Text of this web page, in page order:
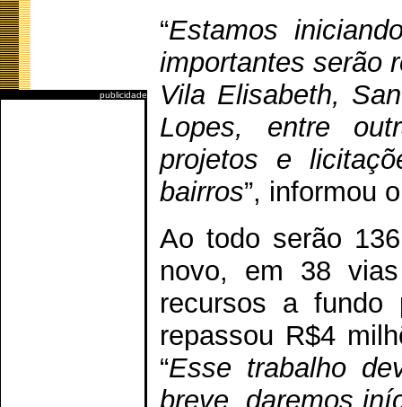
publicidade
“Estamos
importantes serão
Vila Elisabeth,
Lopes, entre
projetos e
bairros”, informou
Ao todo serão
novo, em 38
recursos a fundo
repassou R$4
“Esse trabalho
breve, daremos